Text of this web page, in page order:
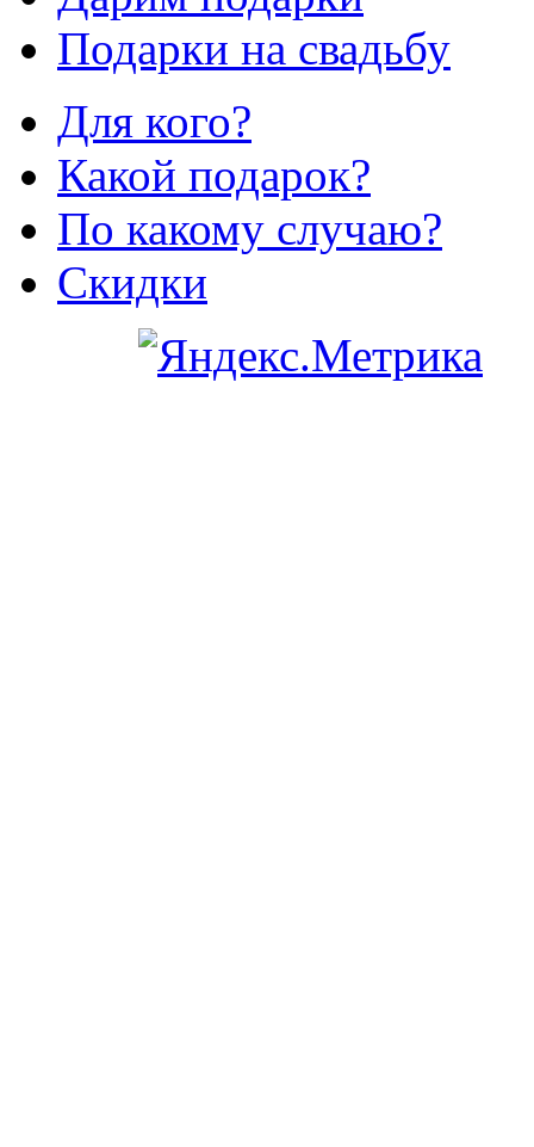
Подарки на свадьбу
Для кого?
Какой подарок?
По какому случаю?
Скидки